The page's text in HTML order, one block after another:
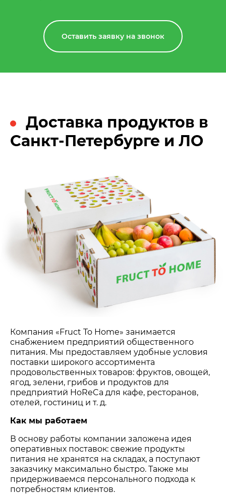
Оставить заявку на звонок
Доставка продуктов в
Санкт-Петербурге и ЛО
Компания «Fruct To Home» занимается
снабжением предприятий общественного
питания. Мы предоставляем удобные условия
поставки широкого ассортимента
продовольственных товаров: фруктов, овощей,
ягод, зелени, грибов и продуктов для
предприятий HoReCa для кафе, ресторанов,
отелей, гостиниц и т. д.
Как мы работаем
В основу работы компании заложена идея
оперативных поставок: свежие продукты
питания не хранятся на складах, а поступают
заказчику максимально быстро. Также мы
придерживаемся персонального подхода к
потребностям клиентов.